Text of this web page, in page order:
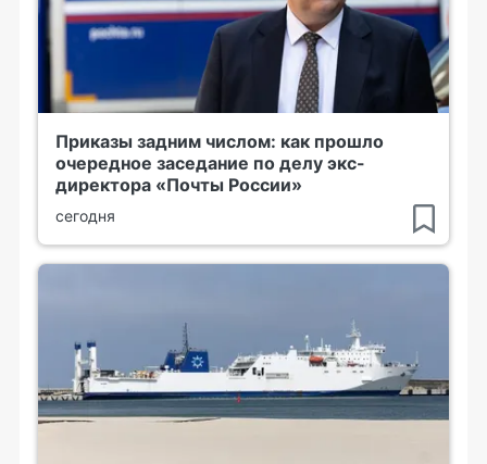
Приказы задним числом: как прошло
очередное заседание по делу экс-
директора «Почты России»
сегодня